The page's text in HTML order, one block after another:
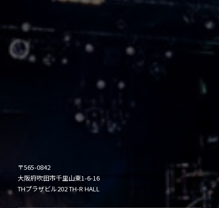
〒565-0842
大阪府吹田市千里山東1-6-16
THプラザビル202 TH-R HALL